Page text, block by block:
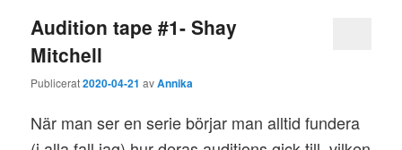
Audition tape #1- Shay
Mitchell
Publicerat2020-04-21 avAnnika
När man ser en serie börjar man alltid fundera